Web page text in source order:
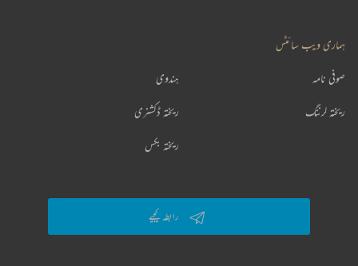
ہماری ویب سائٹس
ہندوی صوفی نامہ
ریختہ ڈکشنری ریختہ لرننگ
ریختہ بکس
رابطہ کیجیے